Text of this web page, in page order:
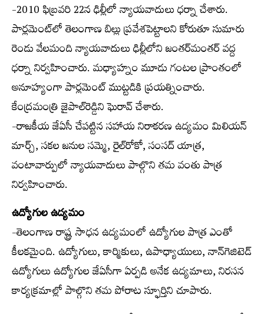
-2010 ఫిబ్రవరి 22న ఢిల్లీలో న్యాయవాదులు ధర్నా చేశారు.
పార్లమెంట్‌లో తెలంగాణ బిల్లు ప్రవేశపెట్టాలని కోరుతూ సుమారు
రెండు వేలమంది న్యాయవాదులు ఢిల్లీలోని జంతర్‌మంతర్ వద్ద
ధర్నా నిర్వహించారు. మధ్యాహ్నం మూడు గంటల ప్రాంతంలో
అనూహ్యంగా పార్లమెంట్ ముట్టడికి ప్రయత్నించారు.
కేంద్రమంత్రి జైపాల్‌రెడ్డిని ఘెరావ్ చేశారు.
-రాజకీయ జేఏసీ చేపట్టిన సహాయ నిరాకరణ ఉద్యమం మిలియన్
మార్చ్, సకల జనుల సమ్మె, రైల్‌రోకో, సంసద్ యాత్ర,
వంటావార్పులో న్యాయవాదులు పాల్గొని తమ వంతు పాత్ర
నిర్వహించారు.
ఉద్యోగుల ఉద్యమం
-తెలంగాణ రాష్ట్ర సాధన ఉద్యమంలో ఉద్యోగుల పాత్ర ఎంతో
కీలకమైంది. ఉద్యోగులు, కార్మికులు, ఉపాధ్యాయులు, నాన్‌గెజిటెడ్
ఉద్యోగులు ఉద్యోగుల జేఏసీగా ఏర్పడి అనేక ఉద్యమాలు, నిరసన
కార్యక్రమాల్లో పాల్గొని తమ పోరాట స్ఫూర్తిని చూపారు.